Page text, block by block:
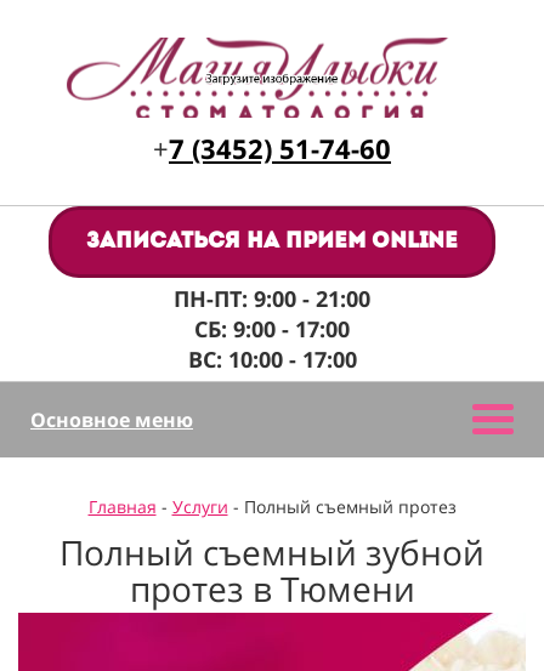
+7 (3452) 51-74-60
Записаться на прием online
ПН-ПТ: 9:00 - 21:00
СБ: 9:00 - 17:00
ВС: 10:00 - 17:00
Основное меню
Главная - Услуги - Полный съемный протез
Полный съемный зубной
протез в Тюмени